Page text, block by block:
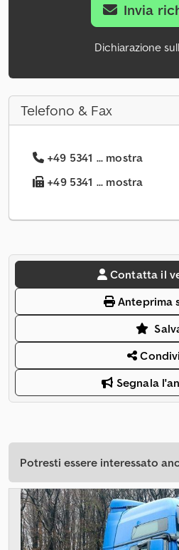
Invia
Dichiarazione
Telefono & Fax
+49 5341 ... mostra
+49 5341 ... mostra
Contatta il
Anteprima
Segnala
Potresti essere interessato